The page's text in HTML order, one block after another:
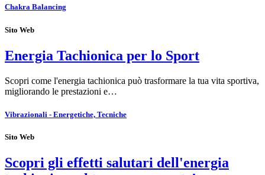
Chakra Balancing
Sito Web
Energia Tachionica per lo Sport
Scopri come l'energia tachionica può trasformare la tua vita sportiva,
migliorando le prestazioni e…
Vibrazionali - Energetiche, Tecniche
Sito Web
Scopri gli effetti salutari dell'energia